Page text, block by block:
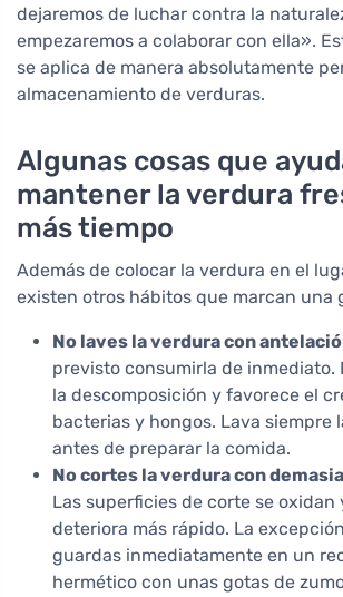
dejaremos de luchar contra la
empezaremos a colaborar con ella».
se aplica de manera absolutamente
almacenamiento de verduras.
Algunas cosas que
mantener la verdura
más tiempo
Además de colocar la verdura en el
existen otros hábitos que marcan una
No laves la verdura con
previsto consumirla de inmediato.
la descomposición y favorece el
bacterias y hongos. Lava siempre
antes de preparar la comida.
No cortes la verdura con
Las superficies de corte se oxidan
deteriora más rápido. La
guardas inmediatamente en un
hermético con unas gotas de